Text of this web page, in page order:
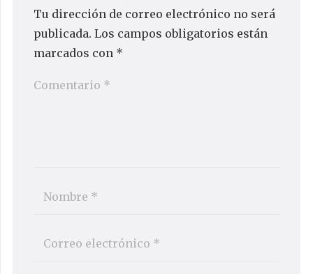
Tu dirección de correo electrónico no será
publicada. Los campos obligatorios están
marcados con *